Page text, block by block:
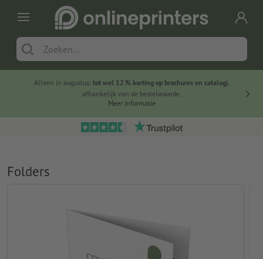
Alleen in augustus: tot wel 12 % korting op brochures en catalogi,
afhankelijk van de bestelwaarde.
Meer informatie
Folders